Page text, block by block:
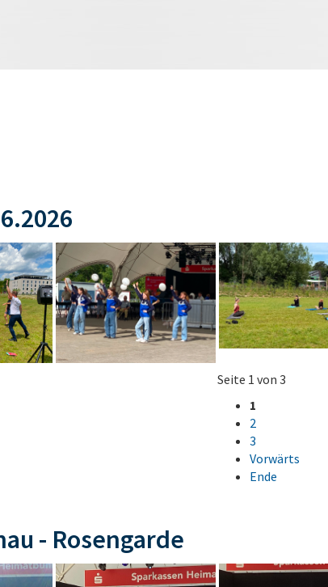
Seite 1 von 3
1
2
3
Vorwärts
Ende
- Rosengarde